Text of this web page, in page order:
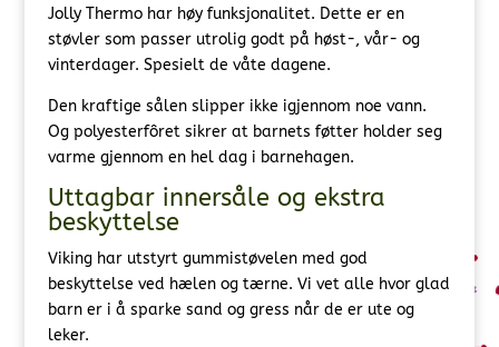
Jolly Thermo har høy funksjonalitet. Dette er en
støvler som passer utrolig godt på høst-, vår- og
vinterdager. Spesielt de våte dagene.
Den kraftige sålen slipper ikke igjennom noe vann.
Og polyesterfôret sikrer at barnets føtter holder seg
varme gjennom en hel dag i barnehagen.
Uttagbar innersåle og ekstra
beskyttelse
Viking har utstyrt gummistøvelen med god
beskyttelse ved hælen og tærne. Vi vet alle hvor glad
barn er i å sparke sand og gress når de er ute og
leker.